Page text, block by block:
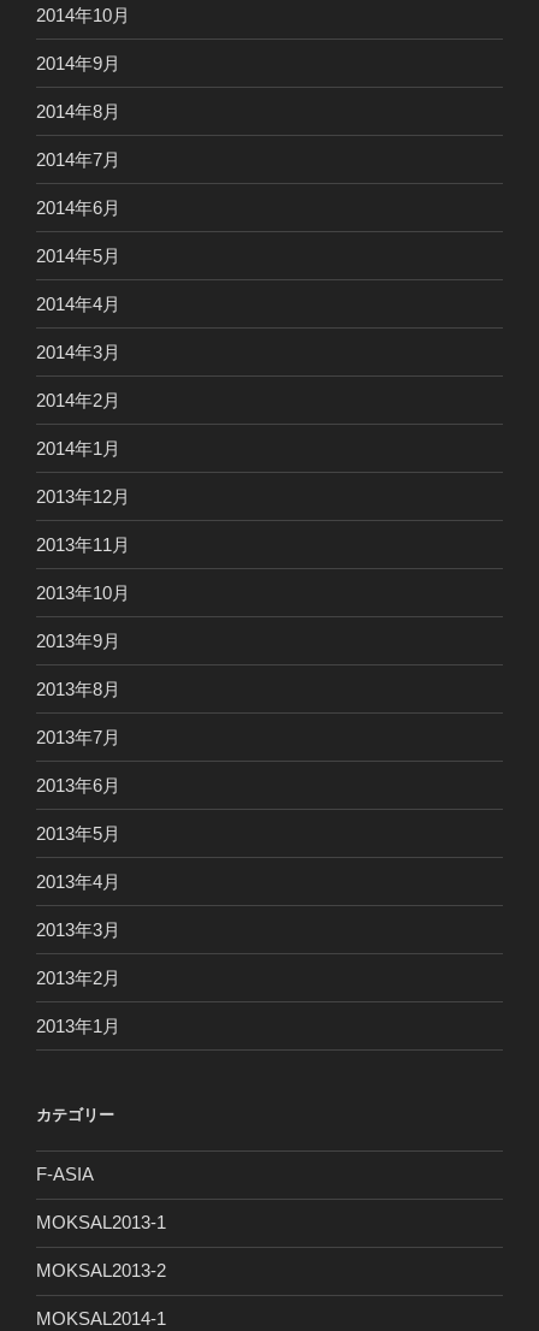
2014年10月
2014年9月
2014年8月
2014年7月
2014年6月
2014年5月
2014年4月
2014年3月
2014年2月
2014年1月
2013年12月
2013年11月
2013年10月
2013年9月
2013年8月
2013年7月
2013年6月
2013年5月
2013年4月
2013年3月
2013年2月
2013年1月
カテゴリー
F-ASIA
MOKSAL2013-1
MOKSAL2013-2
MOKSAL2014-1